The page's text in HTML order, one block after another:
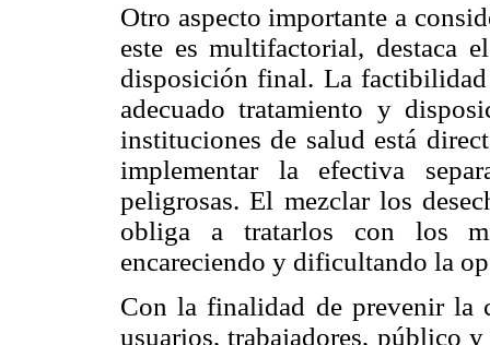
Otro aspecto importante a
este es multifactorial, destaca
disposición final. La
adecuado tratamiento y
instituciones de salud está
implementar la efectiva
peligrosas. El mezclar los
obliga a tratarlos con los
encareciendo y dificultando la
Con la finalidad de prevenir la
usuarios, trabajadores, público